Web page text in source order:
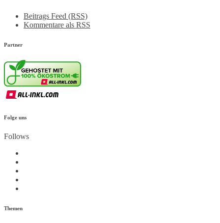
Beitrags Feed (RSS)
Kommentare als RSS
Partner
Folge uns
Follows
Themen